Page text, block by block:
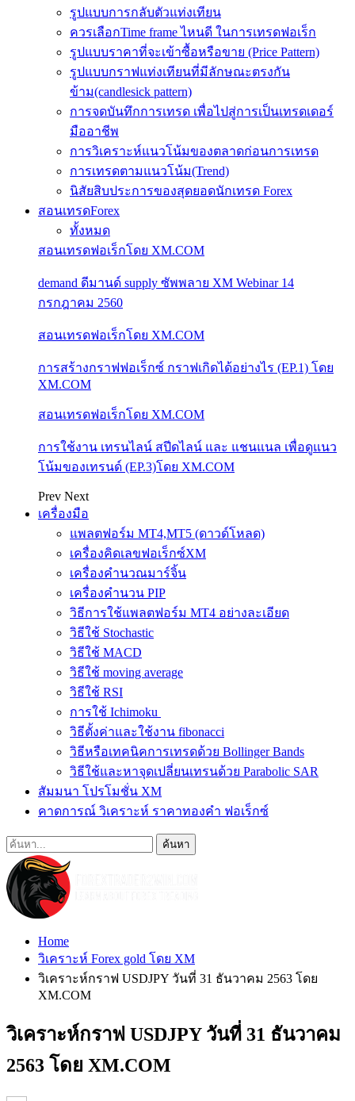
รูปแบบการกลับตัวแท่งเทียน
ควรเลือกTime frame ไหนดี ในการเทรดฟอเร็ก
รูปแบบราคาที่จะเข้าซื้อหรือขาย (Price Pattern)
รูปแบบกราฟแท่งเทียนที่มีลักษณะตรงกัน
ข้าม(candlesick pattern)
การจดบันทึกการเทรด เพื่อไปสู่การเป็นเทรดเดอร์
มืออาชีพ
การวิเคราะห์แนวโน้มของตลาดก่อนการเทรด
การเทรดตามแนวโน้ม(Trend)
นิสัยสิบประการของสุดยอดนักเทรด Forex
สอนเทรดForex
ทั้งหมด
สอนเทรดฟอเร็กโดย XM.COM
demand ดีมานด์ supply ซัพพลาย XM Webinar 14
กรกฎาคม 2560
สอนเทรดฟอเร็กโดย XM.COM
การสร้างกราฟฟอเร็กซ์ กราฟเกิดได้อย่างไร (EP.1) โดย
XM.COM
สอนเทรดฟอเร็กโดย XM.COM
การใช้งาน เทรนไลน์ สปีดไลน์ และ แชนแนล เพื่อดูแนว
โน้มของเทรนด์ (EP.3)โดย XM.COM
Prev Next
เครื่องมือ
แพลตฟอร์ม MT4,MT5 (ดาวด์โหลด)
เครื่องคิดเลขฟอเร็กซ์XM
เครื่องคำนวณมาร์จิ้น
เครื่องคำนวน PIP
วิธีการใช้แพลตฟอร์ม MT4 อย่างละเอียด
วิธีใช้ Stochastic
วิธีใช้ MACD
วิธีใช้ moving average
วิธีใช้ RSI
การใช้ Ichimoku
วิธีตั้งค่าและใช้งาน fibonacci
วิธีหรือเทคนิคการเทรดด้วย Bollinger Bands
วิธีใช้และหาจุดเปลี่ยนเทรนด้วย Parabolic SAR
สัมมนา โปรโมชั่น XM
คาดการณ์ วิเคราะห์ ราคาทองคำ ฟอเร็กซ์
Home
วิเคราะห์ Forex gold โดย XM
วิเคราะห์กราฟ USDJPY วันที่ 31 ธันวาคม 2563 โดย
XM.COM
วิเคราะห์กราฟ USDJPY วันที่ 31 ธันวาคม
2563 โดย XM.COM